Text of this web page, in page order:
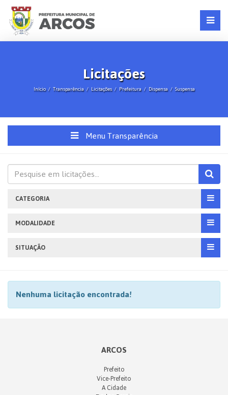
Licitações
Início Transparência Licitações Prefeitura Dispensa Suspensa
Menu Transparência
CATEGORIA
MODALIDADE
SITUAÇÃO
Nenhuma licitação encontrada!
ARCOS
Prefeito
Vice-Prefeito
A Cidade